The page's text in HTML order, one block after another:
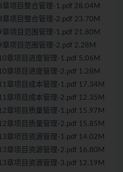
项目整合管理-1.pdf 28.04M
项目整合管理-2.pdf 23.70M
项目范围管理-1.pdf 21.80M
项目范围管理-2.pdf 2.28M
章项目进度管理-1.pdf 5.06M
章项目进度管理-2.pdf 1.28M
章项目成本管理-1.pdf 17.34M
章项目成本管理-2.pdf 12.35M
章项目质量管理-1.pdf 15.97M
章项目质量管理-2.pdf 15.85M
章项目资源管理-1.pdf 14.02M
章项目资源管理-2.pdf 16.80M
章项目资源管理-3.pdf 12.19M